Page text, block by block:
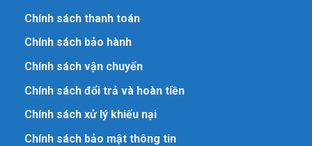
Chính sách thanh toán
Chính sách bảo hành
Chính sách vận chuyển
Chính sách đổi trả và hoàn tiền
Chính sách xử lý khiếu nại
Chính sách bảo mật thông tin